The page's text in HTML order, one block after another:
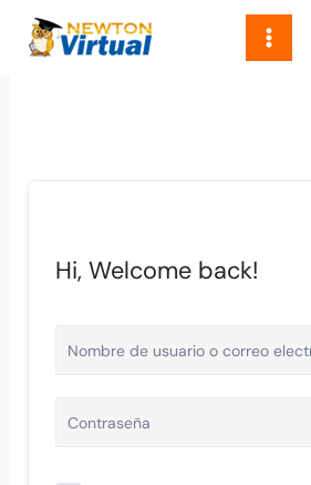
Hi, Welcome back!